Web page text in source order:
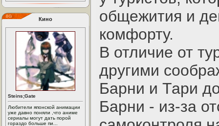
Кино
Steins;Gate
Любители японской анимации
уже давно поняли ,что аниме
сериалы могут дать порой
гораздо больше пи...
общежития и
комфорту.
В отличие от
другими
Барни и Тари
Барни - из-за